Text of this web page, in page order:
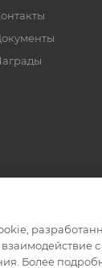
магазин
Более